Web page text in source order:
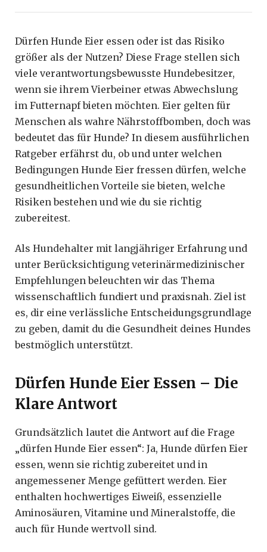
Dürfen Hunde Eier essen oder ist das Risiko
größer als der Nutzen? Diese Frage stellen sich
viele verantwortungsbewusste Hundebesitzer,
wenn sie ihrem Vierbeiner etwas Abwechslung
im Futternapf bieten möchten. Eier gelten für
Menschen als wahre Nährstoffbomben, doch was
bedeutet das für Hunde? In diesem ausführlichen
Ratgeber erfährst du, ob und unter welchen
Bedingungen Hunde Eier fressen dürfen, welche
gesundheitlichen Vorteile sie bieten, welche
Risiken bestehen und wie du sie richtig
zubereitest.
Als Hundehalter mit langjähriger Erfahrung und
unter Berücksichtigung veterinärmedizinischer
Empfehlungen beleuchten wir das Thema
wissenschaftlich fundiert und praxisnah. Ziel ist
es, dir eine verlässliche Entscheidungsgrundlage
zu geben, damit du die Gesundheit deines Hundes
bestmöglich unterstützt.
Dürfen Hunde Eier Essen – Die
Klare Antwort
Grundsätzlich lautet die Antwort auf die Frage
„dürfen Hunde Eier essen“: Ja, Hunde dürfen Eier
essen, wenn sie richtig zubereitet und in
angemessener Menge gefüttert werden. Eier
enthalten hochwertiges Eiweiß, essenzielle
Aminosäuren, Vitamine und Mineralstoffe, die
auch für Hunde wertvoll sind.